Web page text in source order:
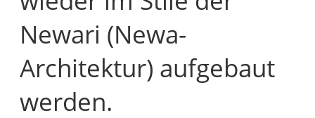
Newari (Newa-
Architektur) aufgebaut
werden.